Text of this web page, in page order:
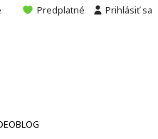
Predplatné Prihlásiť sa
BLOG